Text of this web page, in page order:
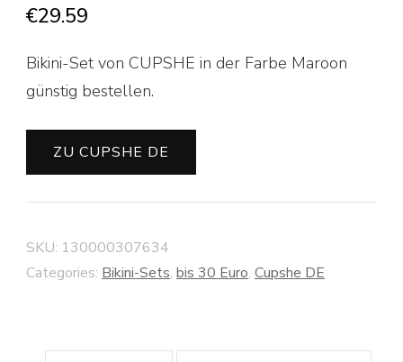
€29.59
Bikini-Set von CUPSHE in der Farbe Maroon
günstig bestellen.
ZU CUPSHE DE
SKU: 130000307634
Categories: Bikini-Sets, bis 30 Euro, Cupshe DE